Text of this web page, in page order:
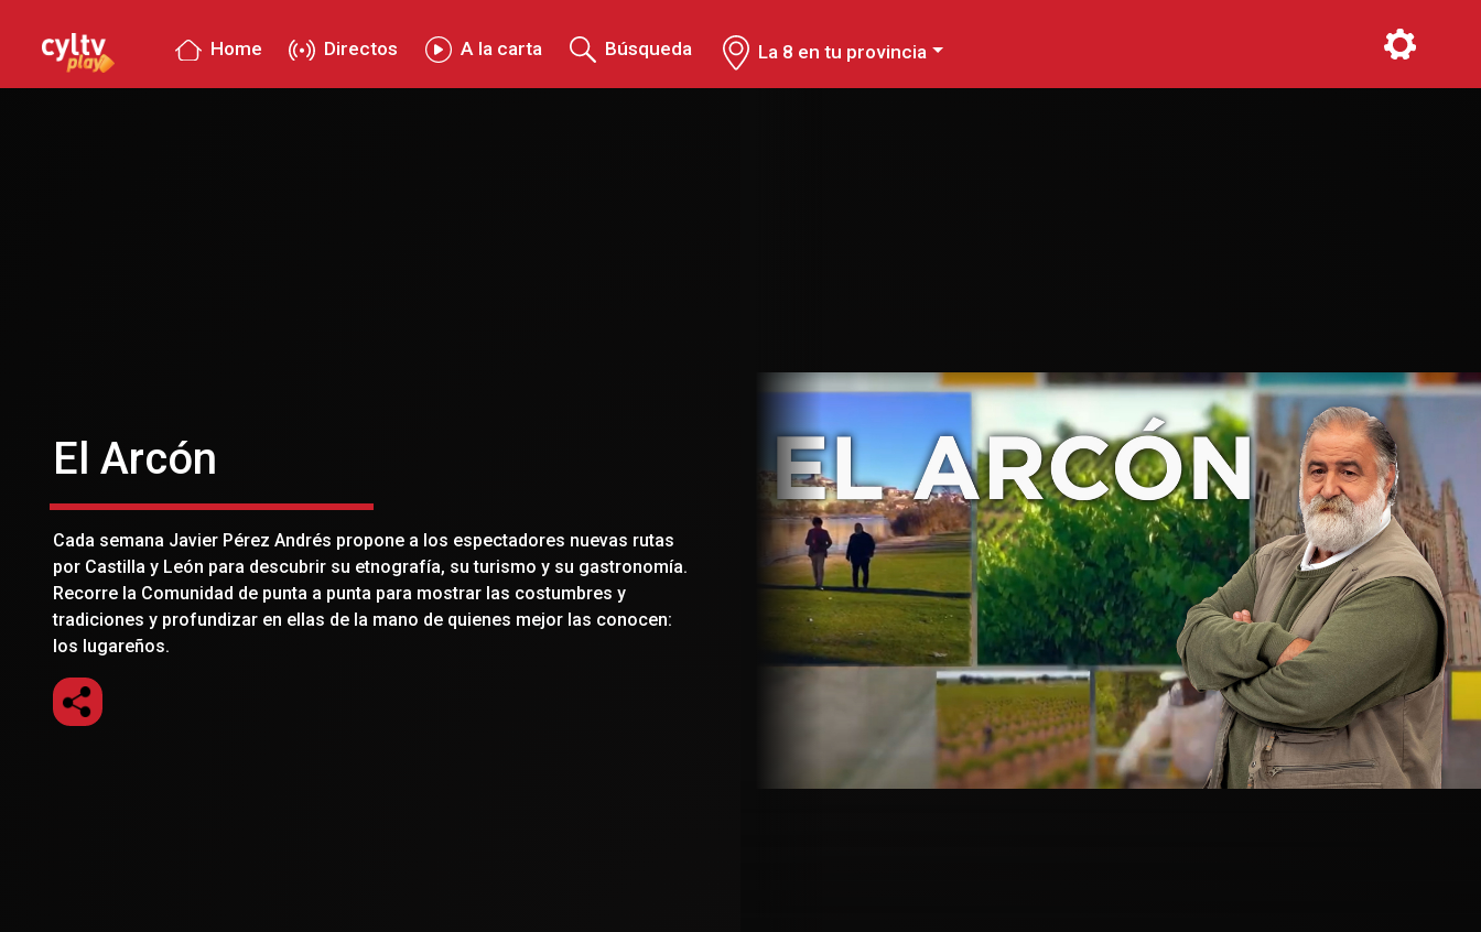
Home Directos A la carta Búsqueda La 8 en tu provincia
El Arcón
Cada semana Javier Pérez Andrés propone a los espectadores nuevas rutas
por Castilla y León para descubrir su etnografía, su turismo y su gastronomía.
Recorre la Comunidad de punta a punta para mostrar las costumbres y
tradiciones y profundizar en ellas de la mano de quienes mejor las conocen:
los lugareños.